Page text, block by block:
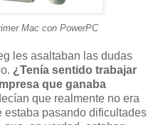
Mac con PowerPC
les asaltaban las dudas
¿Tenía sentido trabajar
que ganaba
que realmente no era
estaba pasando dificultades